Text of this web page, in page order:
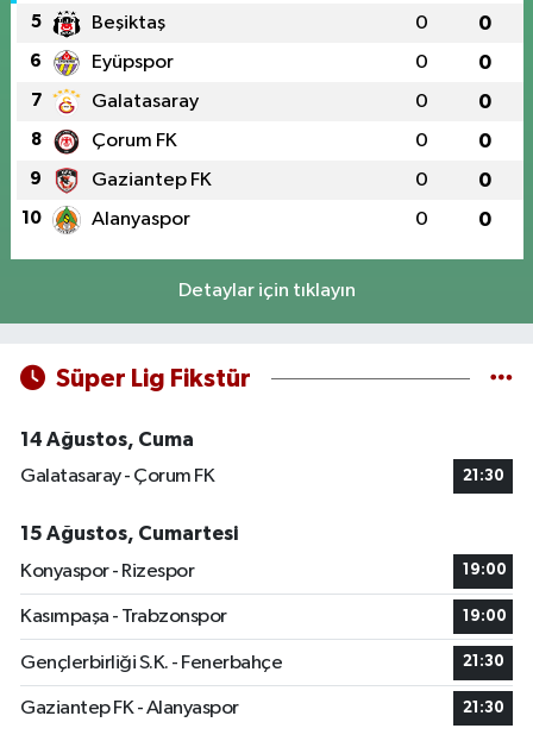
5 Beşiktaş 0 0
6 Eyüpspor 0 0
7 Galatasaray 0 0
8 Çorum FK 0 0
9 Gaziantep FK 0 0
10 Alanyaspor 0 0
Detaylar için tıklayın
Süper Lig Fikstür
14 Ağustos, Cuma
Galatasaray - Çorum FK
21:30
15 Ağustos, Cumartesi
Konyaspor - Rizespor
19:00
Kasımpaşa - Trabzonspor 19:00
Gençlerbirliği S.K. - Fenerbahçe 21:30
Gaziantep FK - Alanyaspor 21:30